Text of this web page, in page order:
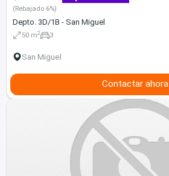
(Rebajado 6%)
Depto. 3D/1B - San Miguel
50 m2 3
San Miguel
Contactar ahora